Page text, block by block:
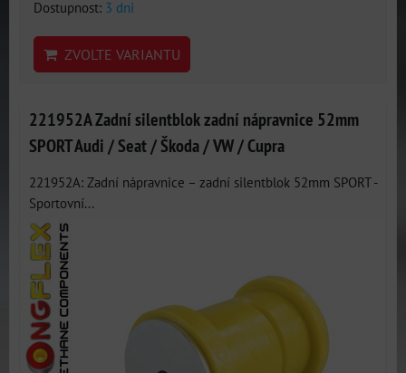
Dostupnost: 3 dni
ZVOLTE VARIANTU
221952A Zadní silentblok zadní nápravnice 52mm
SPORT Audi / Seat / Škoda / VW / Cupra
221952A: Zadní nápravnice – zadní silentblok 52mm SPORT -
Sportovní...